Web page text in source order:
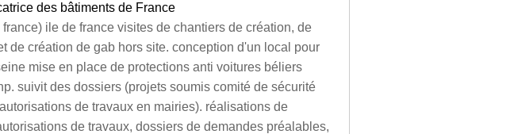
des bâtiments de France
ile de france visites de chantiers de création, de
de création de gab hors site. conception d'un local pour
mise en place de protections anti voitures béliers
suivit des dossiers (projets soumis comité de sécurité
de travaux en mairies). réalisations de
de travaux, dossiers de demandes préalables,